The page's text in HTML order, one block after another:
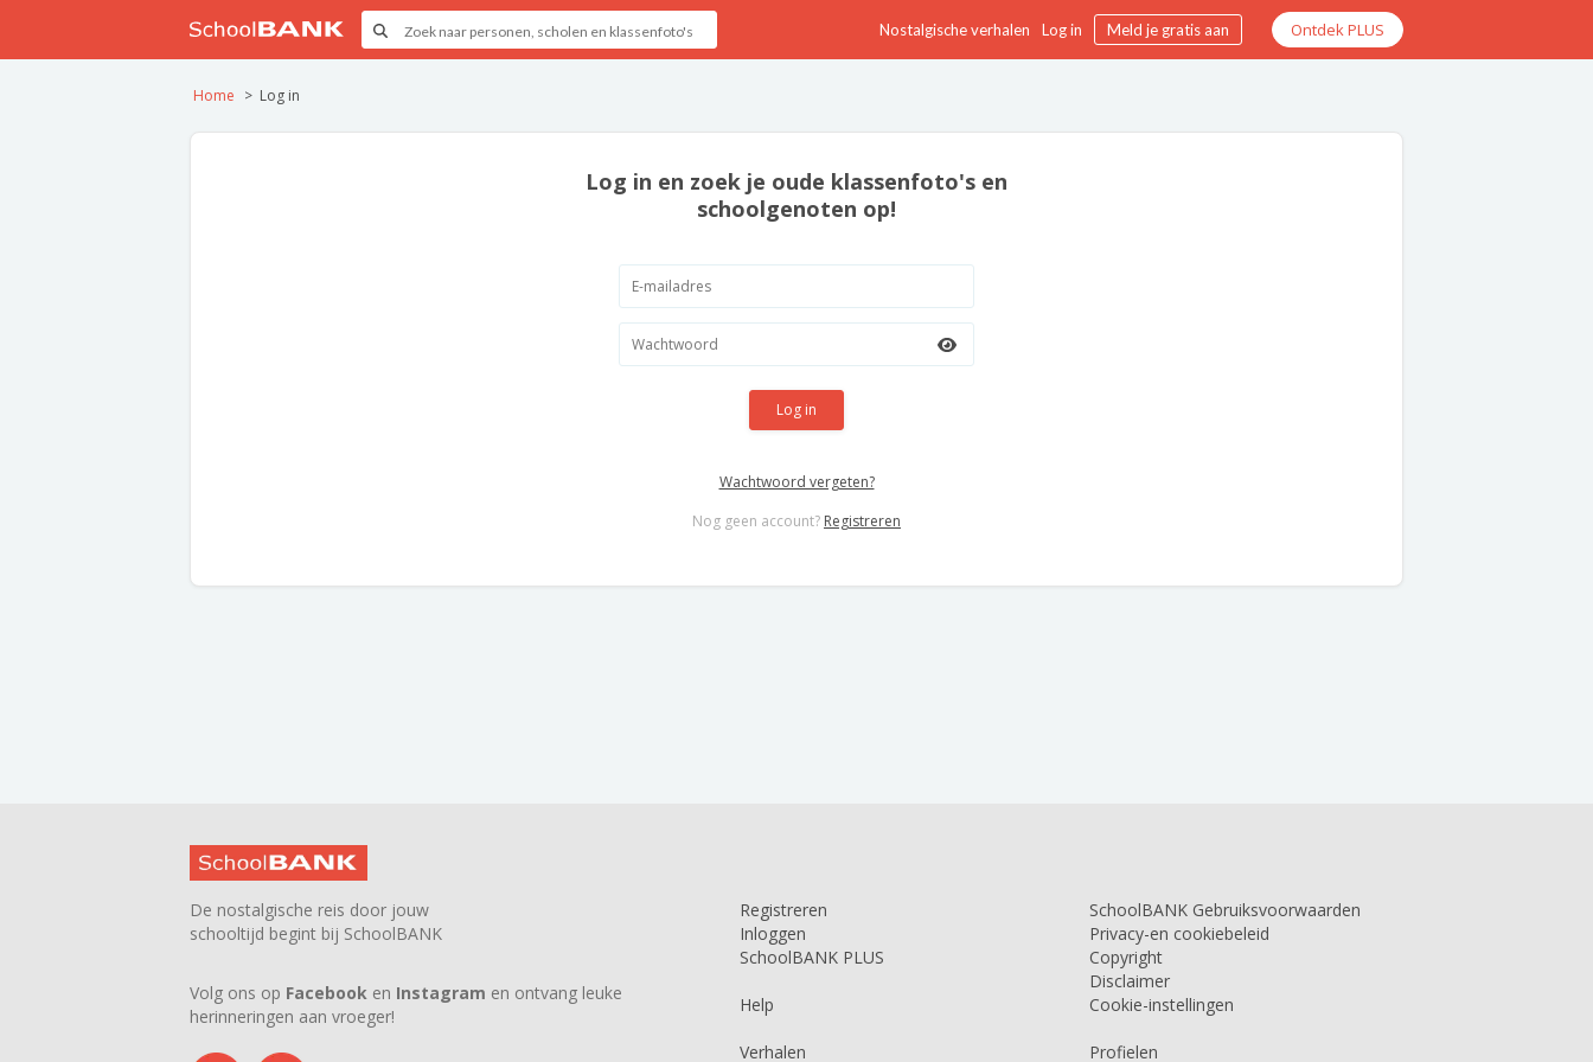
Nostalgische verhalen Log in Meld je gratis aan Ontdek PLUS
Home Log in
Log in en zoek je oude klassenfoto's en
schoolgenoten op!
Log in
Wachtwoord vergeten?
Nog geen account? Registreren
De nostalgische reis door jouw
schooltijd begint bij SchoolBANK
Volg ons op Facebook en Instagram en ontvang leuke
herinneringen aan vroeger!
Registreren
Inloggen
SchoolBANK PLUS
Help
Verhalen
SchoolBANK Gebruiksvoorwaarden
Privacy-en cookiebeleid
Copyright
Disclaimer
Cookie-instellingen
Profielen